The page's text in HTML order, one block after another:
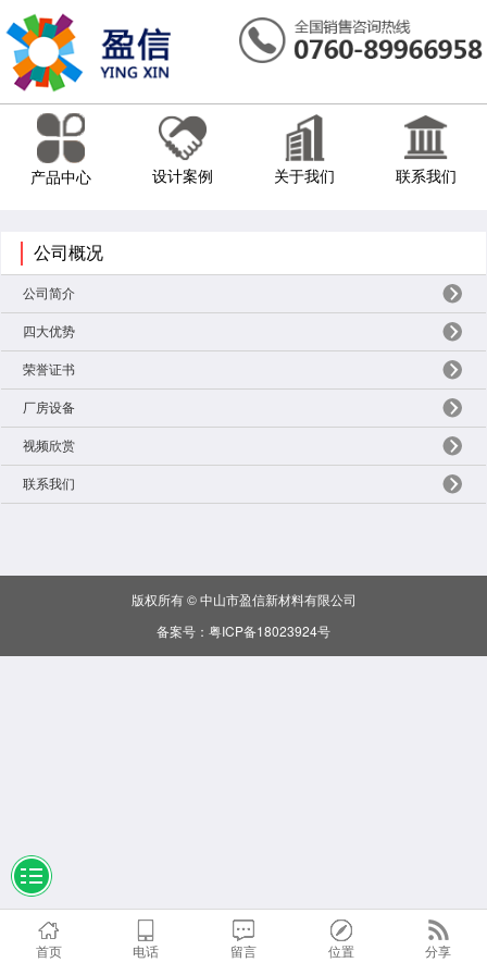
产品中心 设计案例 关于我们 联系我们
公司概况
公司简介
四大优势
荣誉证书
厂房设备
视频欣赏
联系我们
版权所有 © 中山市盈信新材料有限公司
备案号： 粤ICP备18023924号
首页 电话 留言 位置 分享